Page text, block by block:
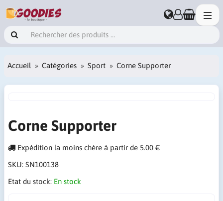
Accueil Catégories Sport Corne Supporter
Corne Supporter
Expédition la moins chère à partir de 5.00 €
SKU: SN100138
Etat du stock: En stock